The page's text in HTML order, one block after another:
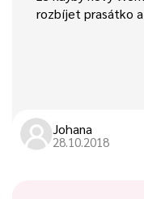
rozbíjet prasátko
Johana
28.10.2018